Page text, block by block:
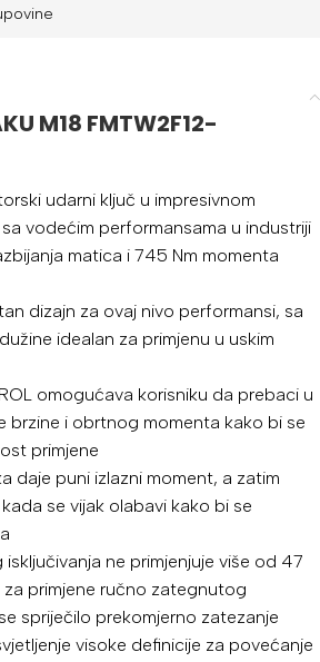
M18 FMTW2F12-
udarni ključ u impresivnom
sa vodećim performansama u industriji
matica i 745 Nm momenta
dizajn za ovaj nivo performansi, sa
idealan za primjenu u uskim
omogućava korisniku da prebaci u
brzine i obrtnog momenta kako bi se
primjene
daje puni izlazni moment, a zatim
se vijak olabavi kako bi se
ne primjenjuje više od 47
primjene ručno zategnutog
spriječilo prekomjerno zatezanje
visoke definicije za povećanje